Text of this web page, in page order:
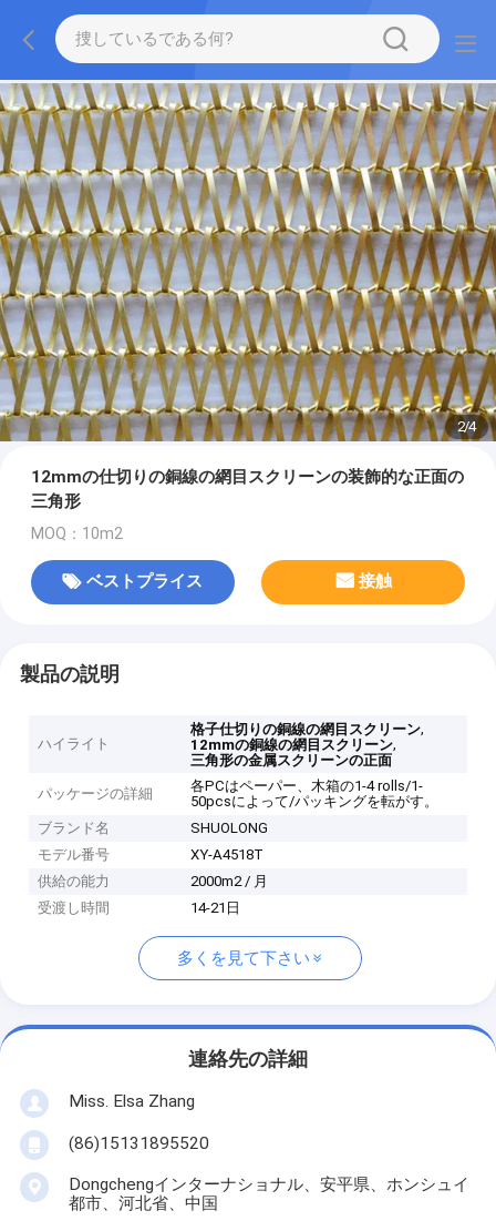
2/4
12mmの仕切りの銅線の網目スクリーンの装飾的な正面の
三角形
MOQ：10m2
ベストプライス 接触
製品の説明
ハイライト
格子仕切りの銅線の網目スクリーン,
12mmの銅線の網目スクリーン,
三角形の金属スクリーンの正面
パッケージの詳細
各PCはペーパー、木箱の1-4 rolls/1-
50pcsによって/パッキングを転がす。
ブランド名
SHUOLONG
モデル番号
XY-A4518T
供給の能力
2000m2 / 月
受渡し時間
14-21日
多くを見て下さい
連絡先の詳細
Miss. Elsa Zhang
(86)15131895520
Dongchengインターナショナル、安平県、ホンシュイ
都市、河北省、中国